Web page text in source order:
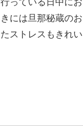
っている日中にお
には旦那秘蔵のお
ストレスもきれい